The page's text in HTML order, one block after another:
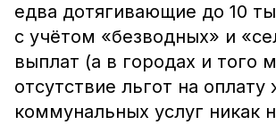
едва дотягивающие до 10
с учётом «безводных» и
выплат (а в городах и того
отсутствие льгот на
коммунальных услуг никак